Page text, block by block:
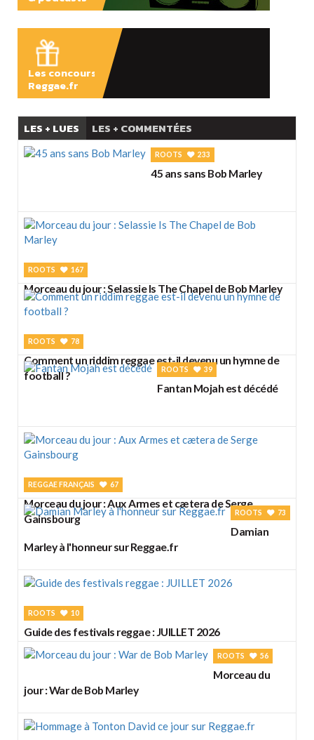
Les concours
Reggae.fr
LES + LUES LES + COMMENTÉES
ROOTS 233
45 ans sans Bob Marley
ROOTS 167
Morceau du jour : Selassie Is The Chapel de Bob Marley
ROOTS 78
Comment un riddim reggae est-il devenu un hymne de
football ?
ROOTS 39
Fantan Mojah est décédé
REGGAE FRANÇAIS 67
Morceau du jour : Aux Armes et cætera de Serge
Gainsbourg
ROOTS 73
Damian
Marley à l'honneur sur Reggae.fr
ROOTS 10
Guide des festivals reggae : JUILLET 2026
ROOTS 56
Morceau du
jour : War de Bob Marley